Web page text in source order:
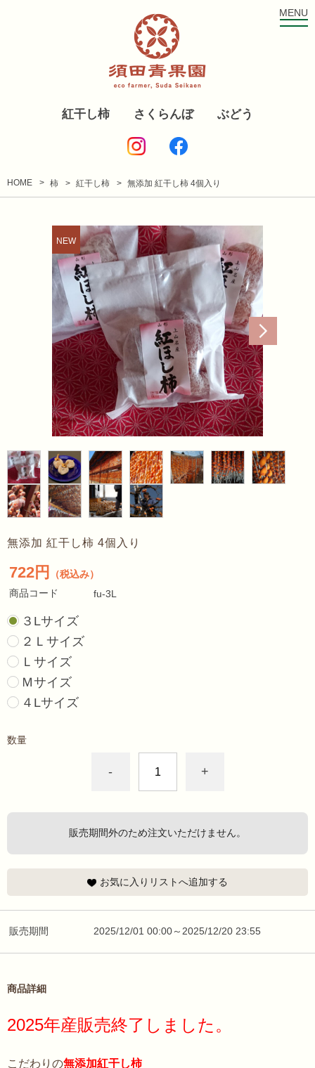
MENU
紅干し柿 さくらんぼ ぶどう
HOME 柿 紅干し柿 無添加 紅干し柿 4個入り
無添加 紅干し柿 4個入り
722円
（税込み）
商品コード
fu-3L
３Lサイズ
２Ｌサイズ
Ｌサイズ
Ｍサイズ
４Lサイズ
数量
- +
販売期間外のため注文いただけません。
お気に入りリストへ追加する
販売期間 2025/12/01 00:00～2025/12/20 23:55
商品詳細
2025年産販売終了しました。
こだわりの無添加紅干し柿